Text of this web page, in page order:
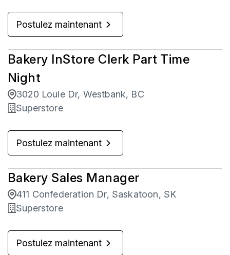
Postulez maintenant
Bakery InStore Clerk Part Time
Night
3020 Louie Dr, Westbank, BC
Superstore
Postulez maintenant
Bakery Sales Manager
411 Confederation Dr, Saskatoon, SK
Superstore
Postulez maintenant